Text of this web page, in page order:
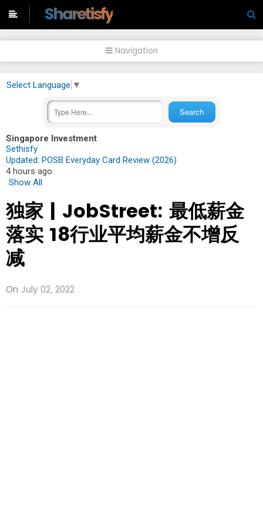
Sharetisfy
Navigation
Select Language ▼
Singapore Investment
Sethisfy
Updated: POSB Everyday Card Review (2026)
4 hours ago
Show All
独家 | JobStreet: 最低薪金
落实 18行业平均薪金不增反
减
On July 02, 2022